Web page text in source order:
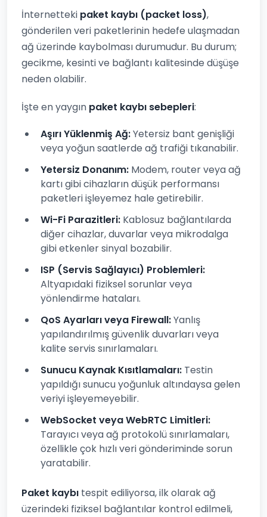
İnternetteki paket kaybı (packet loss),
gönderilen veri paketlerinin hedefe ulaşmadan
ağ üzerinde kaybolması durumudur. Bu durum;
gecikme, kesinti ve bağlantı kalitesinde düşüşe
neden olabilir.
İşte en yaygın paket kaybı sebepleri:
Aşırı Yüklenmiş Ağ:Yetersiz bant genişliği
veya yoğun saatlerde ağ trafiği tıkanabilir.
Yetersiz Donanım: Modem, router veya ağ
kartı gibi cihazların düşük performansı
paketleri işleyemez hale getirebilir.
Wi-Fi Parazitleri: Kablosuz bağlantılarda
diğer cihazlar, duvarlar veya mikrodalga
gibi etkenler sinyal bozabilir.
ISP (Servis Sağlayıcı) Problemleri:
Altyapıdaki fiziksel sorunlar veya
yönlendirme hataları.
QoS Ayarları veya Firewall:Yanlış
yapılandırılmış güvenlik duvarları veya
kalite servis sınırlamaları.
Sunucu Kaynak Kısıtlamaları: Testin
yapıldığı sunucu yoğunluk altındaysa gelen
veriyi işleyemeyebilir.
WebSocket veya WebRTC Limitleri:
Tarayıcı veya ağ protokolü sınırlamaları,
özellikle çok hızlı veri gönderiminde sorun
yaratabilir.
Paket kaybı tespit ediliyorsa, ilk olarak ağ
üzerindeki fiziksel bağlantılar kontrol edilmeli,